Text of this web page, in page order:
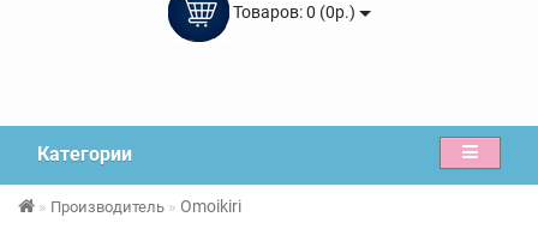
Товаров: 0 (0р.)
Категории
Производитель Omoikiri